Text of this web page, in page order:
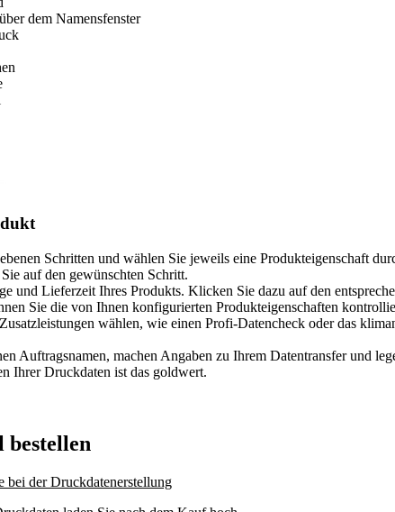
dem Namensfenster
Schritten und wählen Sie jeweils eine Produkteigenschaft
auf den gewünschten Schritt.
und Lieferzeit Ihres Produkts. Klicken Sie dazu auf den
Sie die von Ihnen konfigurierten Produkteigenschaften
wählen, wie einen Profi-Datencheck oder das
Auftragsnamen, machen Angaben zu Ihrem Datentransfer und
Ihrer Druckdaten ist das goldwert.
bestellen
bei der Druckdatenerstellung